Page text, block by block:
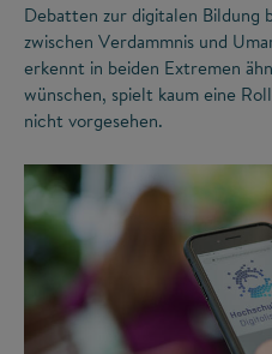
Debatten zur digitalen Bildung
zwischen Verdammnis und
erkennt in beiden Extremen
wünschen, spielt kaum eine
nicht vorgesehen.